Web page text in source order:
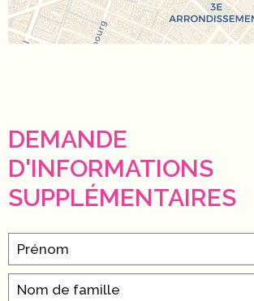
DEMANDE
D'INFORMATIONS
SUPPLÉMENTAIRES